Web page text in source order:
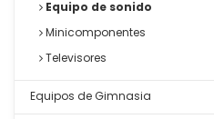
Equipo de sonido
Minicomponentes
Televisores
Equipos de Gimnasia